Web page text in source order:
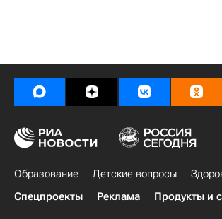
Образование Детские вопросы
Спецпроекты
Реклама Продукты и